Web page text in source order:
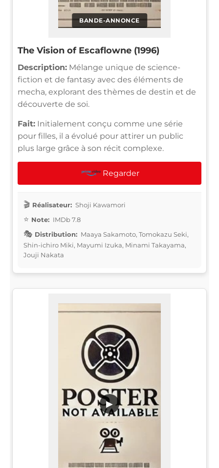
BANDE-ANNONCE
The Vision of Escaflowne (1996)
Description: Mélange unique de science-
fiction et de fantasy avec des éléments de
mecha, explorant des thèmes de destin et de
découverte de soi.
Fait: Initialement conçu comme une série
pour filles, il a évolué pour attirer un public
plus large grâce à son récit complexe.
Regarder
Réalisateur: Shoji Kawamori
Note: IMDb 7.8
Distribution: Maaya Sakamoto, Tomokazu Seki,
Shin-ichiro Miki, Mayumi Izuka, Minami Takayama,
Jouji Nakata
▶